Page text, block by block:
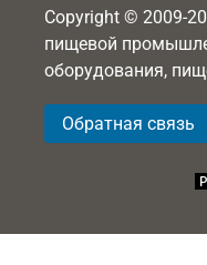
Copyright © 2009-
пищевой
оборудования,
Обратная связь